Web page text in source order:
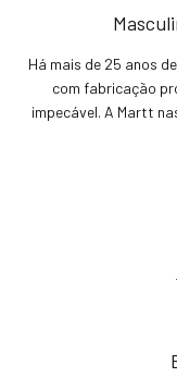
Há mais de 25 anos
com fabricação
impecável. A Martt